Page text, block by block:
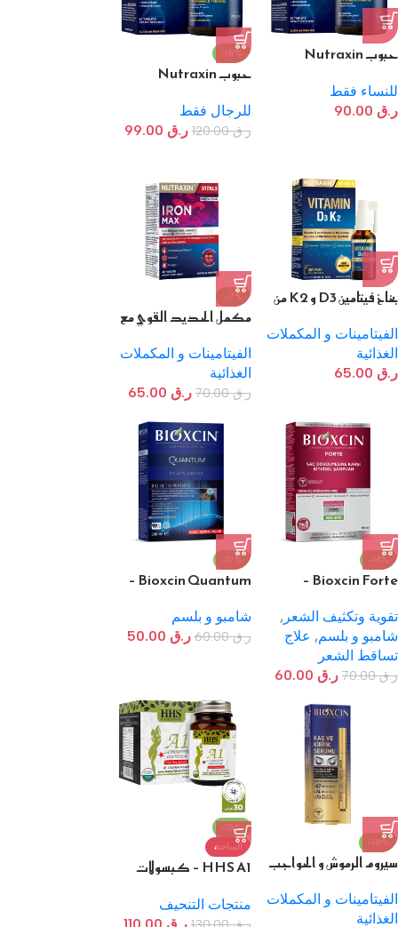
حبوب Nutraxin
60 قرص
للنساء فقط
ر.ق
-18%
حبوب Nutraxin
60 حبة
للرجال فقط
ر.ق120.00 ر.ق
بخاخ فيتامين D3 و K2 من
الفيتامينات و المكملات
الغذائية
ر.ق
-7%
مكمل الحديد القوي مع
Nutraxin Iron Max
الفيتامينات و المكملات
الغذائية
ر.ق70.00 ر.ق
-14%
Bioxcin Forte –
ضد تساقط الشعر
تقوية وتكثيف الشعر ,
شامبو و بلسم, علاج
تساقط الشعر
ر.ق70.00 ر.ق
-17%
Bioxcin Quantum –
الجاف/الطبيعي)
شامبو و بلسم
ر.ق60.00 ر.ق
-18%
سيروم الرموش و الحواجب
الفيتامينات و المكملات
الغذائية
-15%
الساخنة
HHS A1 – كبسولات
العشبية
منتجات التنحيف
ر.ق